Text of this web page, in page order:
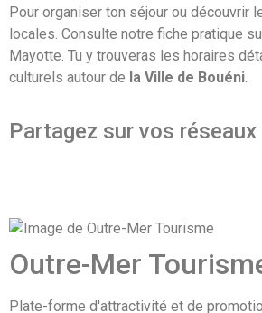
Pour organiser ton séjour ou découvrir
locales. Consulte notre fiche pratique
Mayotte. Tu y trouveras les horaires
culturels autour de la Ville de Bouéni.
Partagez sur vos réseaux
Outre-Mer
Plate-forme d'attractivité et de